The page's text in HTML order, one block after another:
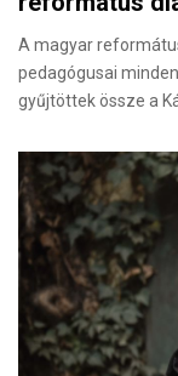
A magyar
pedagógusai
gyűjtöttek össze a